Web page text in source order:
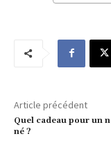
Article précédent
Quel cadeau pour un
né ?